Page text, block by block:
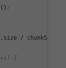
;
/ chunkSize)
{